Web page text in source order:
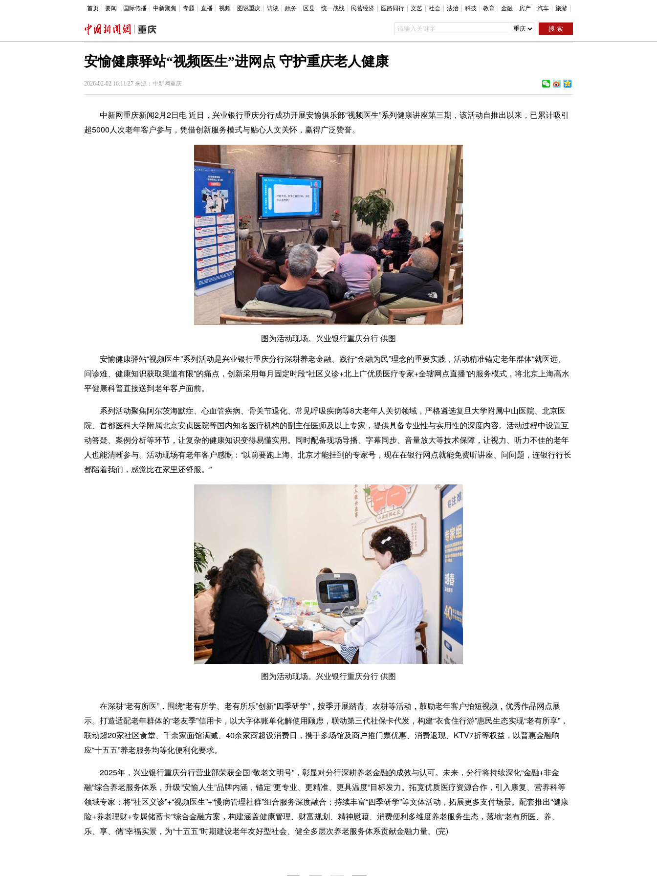
首页 要闻 国际传播 中新聚焦 专题 直播 视频 图说重庆 访谈 政务 区县 统一战线 民营经济 医路同行 文艺 社会 法治 科技 教育 金融 房产 汽车 旅游
安愉健康驿站“视频医生”进网点 守护重庆老人健康
2026-02-02 16:11:27 来源：中新网重庆
中新网重庆新闻2月2日电 近日，兴业银行重庆分行成功开展安愉俱乐部“视频医生”系列健康讲座第三期，该活动自推出以来，已累计吸引
超5000人次老年客户参与，凭借创新服务模式与贴心人文关怀，赢得广泛赞誉。
图为活动现场。兴业银行重庆分行 供图
安愉健康驿站“视频医生”系列活动是兴业银行重庆分行深耕养老金融、践行“金融为民”理念的重要实践，活动精准锚定老年群体“就医远、
问诊难、健康知识获取渠道有限”的痛点，创新采用每月固定时段“社区义诊+北上广优质医疗专家+全辖网点直播”的服务模式，将北京上海高水
平健康科普直接送到老年客户面前。
系列活动聚焦阿尔茨海默症、心血管疾病、骨关节退化、常见呼吸疾病等8大老年人关切领域，严格遴选复旦大学附属中山医院、北京医
院、首都医科大学附属北京安贞医院等国内知名医疗机构的副主任医师及以上专家，提供具备专业性与实用性的深度内容。活动过程中设置互
动答疑、案例分析等环节，让复杂的健康知识变得易懂实用。同时配备现场导播、字幕同步、音量放大等技术保障，让视力、听力不佳的老年
人也能清晰参与。活动现场有老年客户感慨：“以前要跑上海、北京才能挂到的专家号，现在在银行网点就能免费听讲座、问问题，连银行行长
都陪着我们，感觉比在家里还舒服。”
图为活动现场。兴业银行重庆分行 供图
在深耕“老有所医”，围绕“老有所学、老有所乐”创新“四季研学”，按季开展踏青、农耕等活动，鼓励老年客户拍短视频，优秀作品网点展
示。打造适配老年群体的“老友季”信用卡，以大字体账单化解使用顾虑，联动第三代社保卡代发，构建“衣食住行游”惠民生态实现“老有所享”，
联动超20家社区食堂、千余家面馆满减、40余家商超设消费日，携手多场馆及商户推门票优惠、消费返现、KTV7折等权益，以普惠金融响
应“十五五”养老服务均等化便利化要求。
2025年，兴业银行重庆分行营业部荣获全国“敬老文明号”，彰显对分行深耕养老金融的成效与认可。未来，分行将持续深化“金融+非金
融”综合养老服务体系，升级“安愉人生”品牌内涵，锚定“更专业、更精准、更具温度”目标发力。拓宽优质医疗资源合作，引入康复、营养科等
领域专家；将“社区义诊”+“视频医生”+“慢病管理社群”组合服务深度融合；持续丰富“四季研学”等文体活动，拓展更多支付场景。配套推出“健康
险+养老理财+专属储蓄卡”综合金融方案，构建涵盖健康管理、财富规划、精神慰藉、消费便利多维度养老服务生态，落地“老有所医、养、
乐、享、储”幸福实景，为“十五五”时期建设老年友好型社会、健全多层次养老服务体系贡献金融力量。(完)